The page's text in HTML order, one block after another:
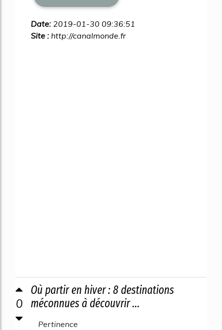
Date: 2019-01-30 09:36:51
Site : http://canalmonde.fr
0
Où partir en hiver : 8 destinations
méconnues à découvrir ...
Pertinence